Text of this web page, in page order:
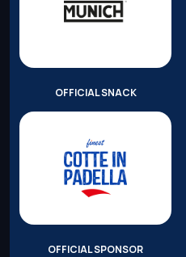
OFFICIAL SNACK
OFFICIAL SPONSOR